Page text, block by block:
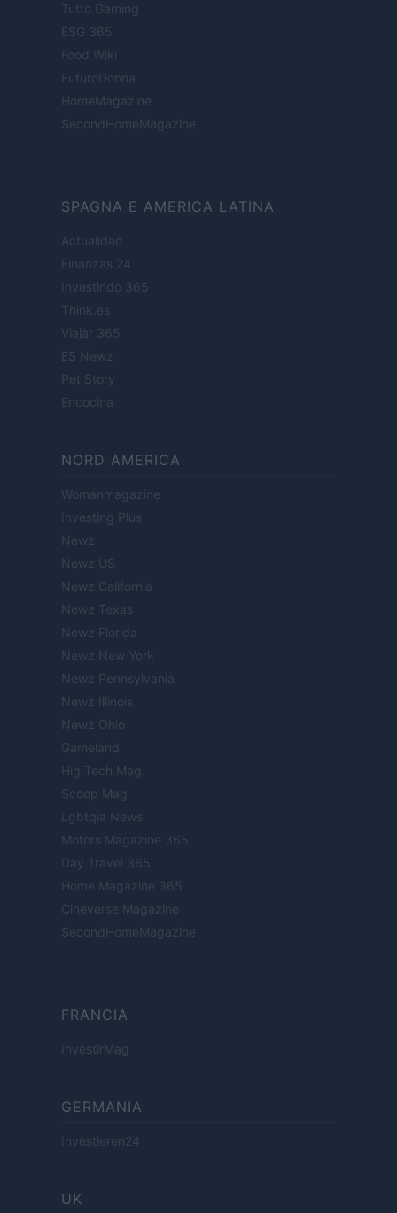
Tutto Gaming
ESG 365
Food Wiki
FuturoDonna
HomeMagazine
SecondHomeMagazine
SPAGNA E AMERICA LATINA
Actualidad
Finanzas 24
Investindo 365
Think.es
Viajar 365
ES Newz
Pet Story
Encocina
NORD AMERICA
Womanmagazine
Investing Plus
Newz
Newz US
Newz California
Newz Texas
Newz Florida
Newz New York
Newz Pennsylvania
Newz Illinois
Newz Ohio
Gameland
Hig Tech Mag
Scoop Mag
Lgbtqia News
Motors Magazine 365
Day Travel 365
Home Magazine 365
Cineverse Magazine
SecondHomeMagazine
FRANCIA
InvestirMag
GERMANIA
Investieren24
UK